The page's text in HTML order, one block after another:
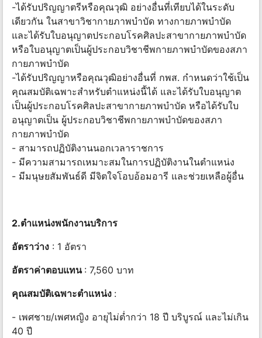
-ได้รับปริญญาตรีหรือคุณวุฒิ อย่างอื่นที่เทียบได้ในระดับ
เดียวกัน ในสาขาวิชากายภาพบำบัด ทางกายภาพบำบัด
และได้รับใบอนุญาตประกอบโรคศิลปะสาขากายภาพบำบัด
หรือใบอนุญาตเป็นผู้ประกอบวิชาชีพกายภาพบำบัดของสภา
กายภาพบำบัด
-ได้รับปริญญาหรือคุณวุฒิอย่างอื่นที่ กพส. กำหนดว่าใช้เป็น
คุณสมบัติเฉพาะสำหรับตำแหน่งนี้ได้ และได้รับใบอนุญาต
เป็นผู้ประกอบโรคศิลปะสาขากายภาพบำบัด หรือได้รับใบ
อนุญาตเป็น ผู้ประกอบวิชาชีพกายภาพบำบัดของสภา
กายภาพบำบัด
- สามารถปฏิบัติงานนอกเวลาราชการ
- มีความสามารถเหมาะสมในการปฏิบัติงานในตำแหน่ง
- มีมนุษยสัมพันธ์ดี มีจิตใจโอบอ้อมอารี และช่วยเหลือผู้อื่น
2.ตำแหน่งพนักงานบริการ
อัตราว่าง : 1 อัตรา
อัตราค่าตอบแทน : 7,560 บาท
คุณสมบัติเฉพาะตำแหน่ง :
- เพศชาย/เพศหญิง อายุไม่ต่ำกว่า 18 ปี บริบูรณ์ และไม่เกิน
40 ปี